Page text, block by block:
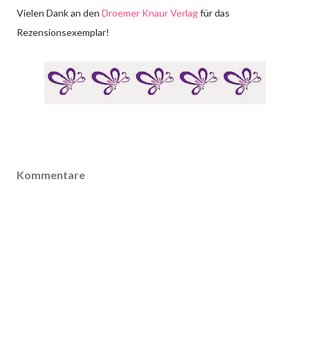
Vielen Dank an den Droemer Knaur Verlagfür das
Rezensionsexemplar!
Kommentare